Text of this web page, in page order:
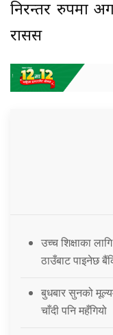
निरन्तर रुपमा
रासस
उच्च शिक्षाका
ठाउँबाट पाइनेछ
बुधबार सुनको
चाँदी पनि महँगियो